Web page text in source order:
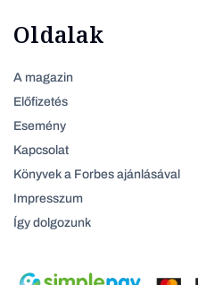
Oldalak
A magazin
Előfizetés
Esemény
Kapcsolat
Könyvek a Forbes ajánlásával
Impresszum
Így dolgozunk